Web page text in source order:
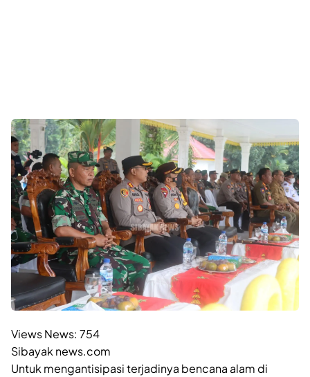
Views News: 754
Sibayak news.com
Untuk mengantisipasi terjadinya bencana alam di